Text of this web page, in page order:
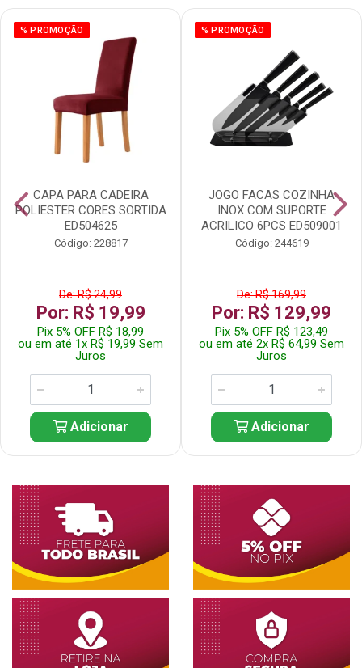
% PROMOÇÃO
CAPA PARA CADEIRA
POLIESTER CORES SORTIDA
ED504625
Código: 228817
De: R$ 24,99
Por: R$ 19,99
Pix 5% OFF R$ 18,99
ou em até 1x R$ 19,99 Sem
Juros
Adicionar
% PROMOÇÃO
JOGO FACAS COZINHA
INOX COM SUPORTE
ACRILICO 6PCS ED509001
Código: 244619
De: R$ 169,99
Por: R$ 129,99
Pix 5% OFF R$ 123,49
ou em até 2x R$ 64,99 Sem
Juros
Adicionar